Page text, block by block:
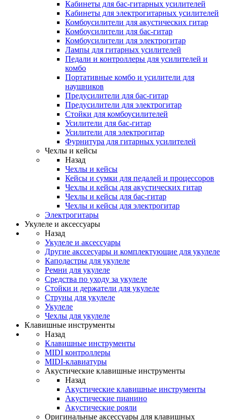
Кабинеты для бас-гитарных усилителей
Кабинеты для электрогитарных усилителей
Комбоусилители для акустических гитар
Комбоусилители для бас-гитар
Комбоусилители для электрогитар
Лампы для гитарных усилителей
Педали и контроллеры для усилителей и
комбо
Портативные комбо и усилители для
наушников
Предусилители для бас-гитар
Предусилители для электрогитар
Стойки для комбоусилителей
Усилители для бас-гитар
Усилители для электрогитар
Фурнитура для гитарных усилителей
Чехлы и кейсы
Назад
Чехлы и кейсы
Кейсы и сумки для педалей и процессоров
Чехлы и кейсы для акустических гитар
Чехлы и кейсы для бас-гитар
Чехлы и кейсы для электрогитар
Электрогитары
Укулеле и аксессуары
Назад
Укулеле и аксессуары
Другие акссесуары и комплектующие для укулеле
Каподастры для укулеле
Ремни для укулеле
Средства по уходу за укулеле
Стойки и держатели для укулеле
Струны для укулеле
Укулеле
Чехлы для укулеле
Клавишные инструменты
Назад
Клавишные инструменты
MIDI контроллеры
MIDI-клавиатуры
Акустические клавишные инструменты
Назад
Акустические клавишные инструменты
Акустические пианино
Акустические рояли
Оригинальные аксессуары для клавишных